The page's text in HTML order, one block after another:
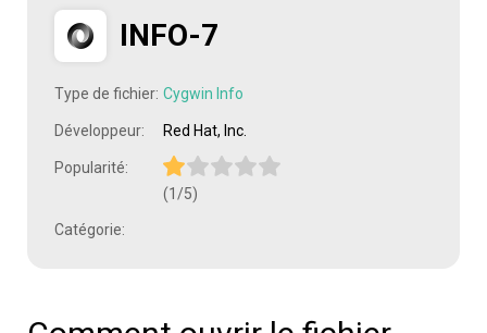
INFO-7
Type de fichier: Cygwin Info
Développeur: Red Hat, Inc.
Popularité:
(1/5)
Catégorie: